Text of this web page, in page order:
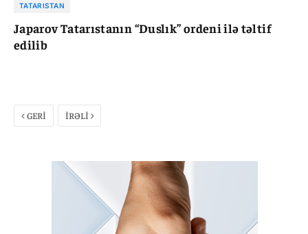
TATARISTAN
Japarov Tatarıstanın “Duslık” ordeni ilə təltif
edilib
GERİ İRƏLİ